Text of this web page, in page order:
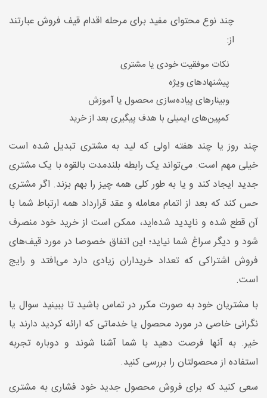
چند نوع محتوای مفید برای مرحله اقدام قیف فروش عبارتند
از:
نکات موفقیت خودی یا مشتری
پیشنهادهای ویژه
وبینارهای پیاده‌سازی محصول یا آموزش
کمپین‌های ایمیلی با هدف پیگیری بعد از خرید
چند روز یا چند هفته اولی که لید به مشتری تبدیل شده است
خیلی مهم است. می‌تواند یک رابطه بلندمدت بالقوه با یک مشتری
جدید ایجاد کند و یا به طور کلی همه چیز را بهم بزند. اگر مشتری
حس کند که بعد از اتمام معامله و عقد قرارداد همه ارتباط شما با
آن قطع شده و ناپدید شده‌اید، ممکن است از خرید خود منصرف
شود و دیگر سراغ شما نیاید؛ این اتفاق خصوصا در مورد قیف‌های
فروش اشتراکی که تعداد خریداران زیادی دارد می‌افتد و رایج
است.
با مشتریان خود به صورت مکرر در تماس باشید تا ببینید سوال یا
نگرانی خاصی در مورد محصول یا خدماتی که ارائه کردید دارند یا
خیر. به آنها فرصت دهید با شما آشنا شوند و دوباره تجربه
استفاده از محصولتان را بررسی کنید.
سعی کنید که برای فروش محصول جدید خود فشاری به مشتری